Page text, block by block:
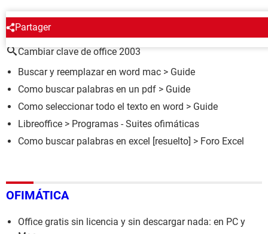
Partager
ALREDEDOR DEL MISMO TEMA
Cambiar clave de office 2003
Buscar y reemplazar en word mac > Guide
Como buscar palabras en un pdf > Guide
Como seleccionar todo el texto en word > Guide
Libreoffice > Programas - Suites ofimáticas
Como buscar palabras en excel [resuelto] > Foro Excel
OFIMÁTICA
Office gratis sin licencia y sin descargar nada: en PC y